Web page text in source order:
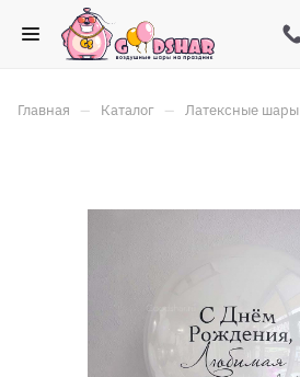
Главная – Каталог – Латексные шары